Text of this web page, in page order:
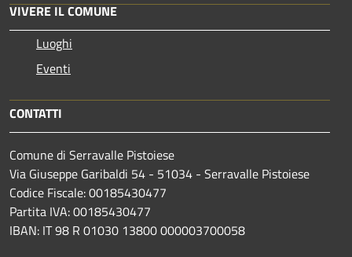
VIVERE IL COMUNE
Luoghi
Eventi
CONTATTI
Comune di Serravalle Pistoiese
Via Giuseppe Garibaldi 54 - 51034 - Serravalle Pistoiese
Codice Fiscale: 00185430477
Partita IVA: 00185430477
IBAN: IT 98 R 01030 13800 000003700058